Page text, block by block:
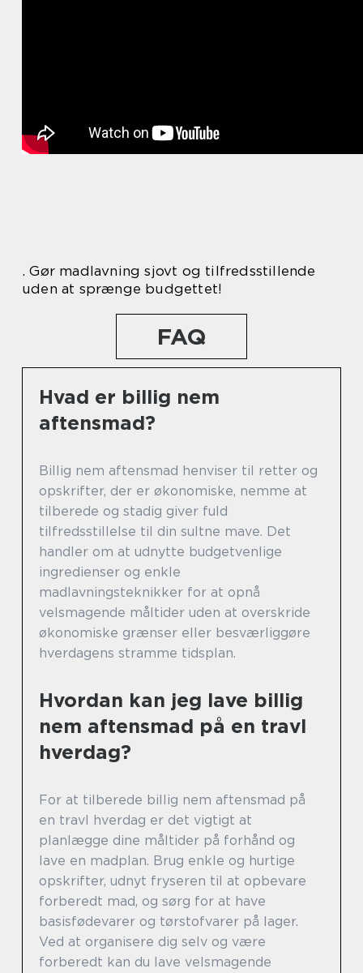
. Gør madlavning sjovt og tilfredsstillende
uden at sprænge budgettet!
FAQ
Hvad er billig nem
aftensmad?
Billig nem aftensmad henviser til retter og
opskrifter, der er økonomiske, nemme at
tilberede og stadig giver fuld
tilfredsstillelse til din sultne mave. Det
handler om at udnytte budgetvenlige
ingredienser og enkle
madlavningsteknikker for at opnå
velsmagende måltider uden at overskride
økonomiske grænser eller besværliggøre
hverdagens stramme tidsplan.
Hvordan kan jeg lave billig
nem aftensmad på en travl
hverdag?
For at tilberede billig nem aftensmad på
en travl hverdag er det vigtigt at
planlægge dine måltider på forhånd og
lave en madplan. Brug enkle og hurtige
opskrifter, udnyt fryseren til at opbevare
forberedt mad, og sørg for at have
basisfødevarer og tørstofvarer på lager.
Ved at organisere dig selv og være
forberedt kan du lave velsmagende